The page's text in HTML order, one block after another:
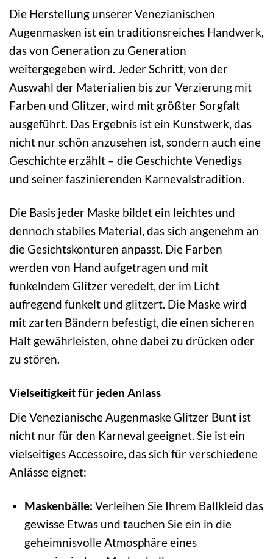
Die Herstellung unserer Venezianischen
Augenmasken ist ein traditionsreiches Handwerk,
das von Generation zu Generation
weitergegeben wird. Jeder Schritt, von der
Auswahl der Materialien bis zur Verzierung mit
Farben und Glitzer, wird mit größter Sorgfalt
ausgeführt. Das Ergebnis ist ein Kunstwerk, das
nicht nur schön anzusehen ist, sondern auch eine
Geschichte erzählt – die Geschichte Venedigs
und seiner faszinierenden Karnevalstradition.
Die Basis jeder Maske bildet ein leichtes und
dennoch stabiles Material, das sich angenehm an
die Gesichtskonturen anpasst. Die Farben
werden von Hand aufgetragen und mit
funkelndem Glitzer veredelt, der im Licht
aufregend funkelt und glitzert. Die Maske wird
mit zarten Bändern befestigt, die einen sicheren
Halt gewährleisten, ohne dabei zu drücken oder
zu stören.
Vielseitigkeit für jeden Anlass
Die Venezianische Augenmaske Glitzer Bunt ist
nicht nur für den Karneval geeignet. Sie ist ein
vielseitiges Accessoire, das sich für verschiedene
Anlässe eignet:
Maskenbälle: Verleihen Sie Ihrem Ballkleid das
gewisse Etwas und tauchen Sie ein in die
geheimnisvolle Atmosphäre eines